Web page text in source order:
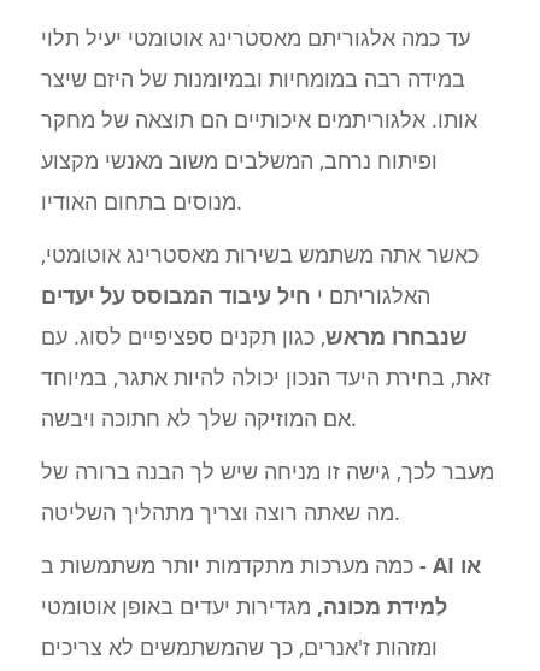
עד כמה אלגוריתם מאסטרינג אוטומטי יעיל תלוי
במידה רבה במומחיות ובמיומנות של היזם שיצר
אותו. אלגוריתמים איכותיים הם תוצאה של מחקר
ופיתוח נרחב, המשלבים משוב מאנשי מקצוע
מנוסים בתחום האודיו.
כאשר אתה משתמש בשירות מאסטרינג אוטומטי,
האלגוריתם י חיל עיבוד המבוסס על יעדים
שנבחרו מראש, כגון תקנים ספציפיים לסוג. עם
זאת, בחירת היעד הנכון יכולה להיות אתגר, במיוחד
אם המוזיקה שלך לא חתוכה ויבשה.
מעבר לכך, גישה זו מניחה שיש לך הבנה ברורה של
מה שאתה רוצה וצריך מתהליך השליטה.
כמה מערכות מתקדמות יותר משתמשות ב - AI או
למידת מכונה, מגדירות יעדים באופן אוטומטי
ומזהות ז'אנרים, כך שהמשתמשים לא צריכים